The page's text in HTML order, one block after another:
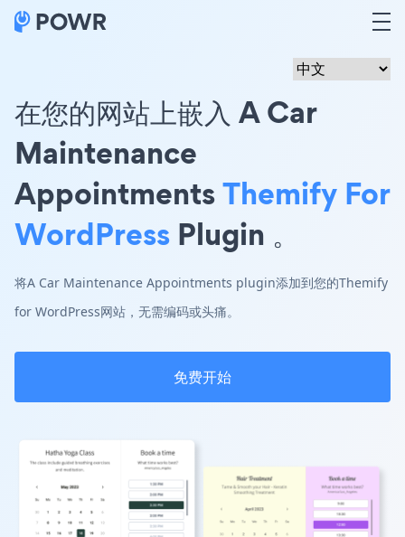
在您的网站上嵌入 A Car
Maintenance
AppointmentsThemify For
WordPress Plugin 。
将A Car Maintenance Appointments plugin添加到您的Themify
for WordPress网站，无需编码或头痛。
免费开始